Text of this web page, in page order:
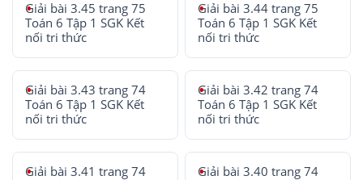
Giải bài 3.45 trang 75
Toán 6 Tập 1 SGK Kết
nối tri thức
Giải bài 3.44 trang 75
Toán 6 Tập 1 SGK Kết
nối tri thức
Giải bài 3.43 trang 74
Toán 6 Tập 1 SGK Kết
nối tri thức
Giải bài 3.42 trang 74
Toán 6 Tập 1 SGK Kết
nối tri thức
Giải bài 3.41 trang 74
Giải bài 3.40 trang 74